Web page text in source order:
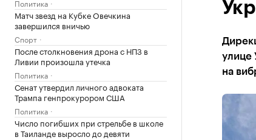
Политика
Матч звезд на Кубке Овечкина
завершился вничью
Спорт
После столкновения дрона с НПЗ в
Ливии произошла утечка
Политика
Сенат утвердил личного адвоката
Трампа генпрокурором США
Политика
Число погибших при стрельбе в школе
в Таиланде выросло до девяти
улице
на